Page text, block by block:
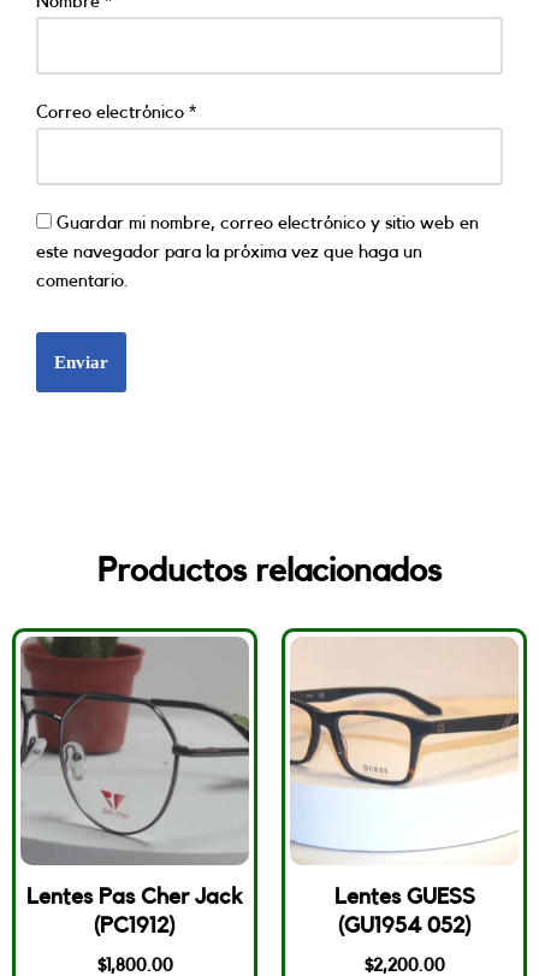
Correo electrónico *
Guardar mi nombre, correo electrónico y sitio web en
este navegador para la próxima vez que haga un
comentario.
Productos relacionados
Lentes Pas Cher Jack
(PC1912)
$1,800.00
Lentes GUESS
(GU1954 052)
$2,200.00